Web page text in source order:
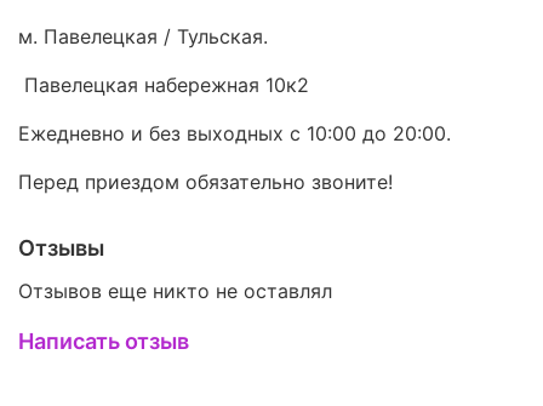
м. Павелецкая / Тульская.
Павелецкая набережная 10к2
Ежедневно и без выходных с 10:00 до 20:00.
Перед приездом обязательно звоните!
Отзывы
Отзывов еще никто не оставлял
Написать отзыв